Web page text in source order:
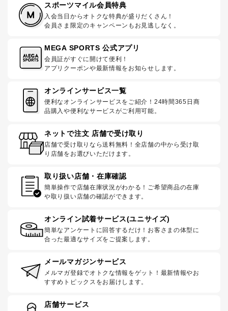
スポーツマイル会員特典
入会当日からオトクな特典が盛りだくさん！
会員さま限定のキャンペーンもお見逃しなく。
MEGA SPORTS 公式アプリ
会員証がすぐに開けて便利！
アプリクーポンや最新情報をお知らせします。
オンラインサービス一覧
便利なオンラインサービスをご紹介！24時間365日商
品購入や便利なサービスがご利用可能。
ネットで注文 店舗で受け取り
店舗で受け取りなら送料無料！全店舗の中から受け取
り店舗をお選びいただけます。
取り扱い店舗・在庫確認
簡単操作で店舗在庫状況がわかる！ご希望商品の在庫
や取り扱い店舗の確認ができます。
オンライン試着サービス(ユニサイズ)
簡単なアンケートに回答するだけ！お客さまの体型に
合った最適なサイズをご提案します。
メールマガジンサービス
メルマガ登録でオトクな情報をゲット！最新情報やお
すすめトピックスをお届けします。
店舗サービス